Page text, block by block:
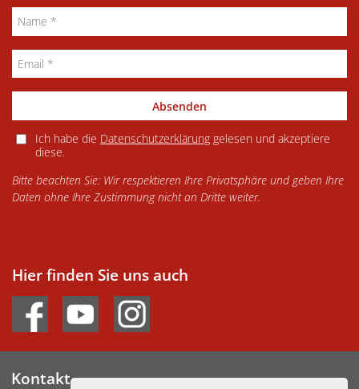
Absenden
Ich habe die Datenschutzerklärunggelesen und akzeptiere
diese.
Bitte beachten Sie: Wir respektieren Ihre Privatsphäre und geben Ihre
Daten ohne Ihre Zustimmung nicht an Dritte weiter.
Hier finden Sie uns auch
Kontakt